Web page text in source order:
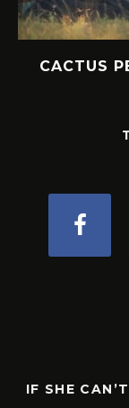
CACTUS
IF SHE